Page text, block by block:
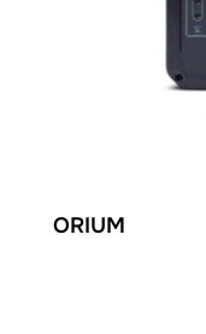
ORIUM